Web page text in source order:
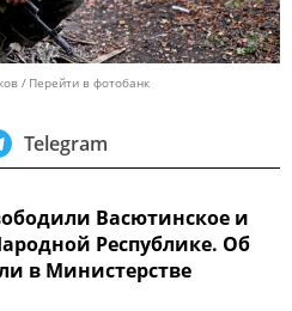
Перейти в фотобанк
Telegram
Васютинское и
Республике. Об
в Министерстве